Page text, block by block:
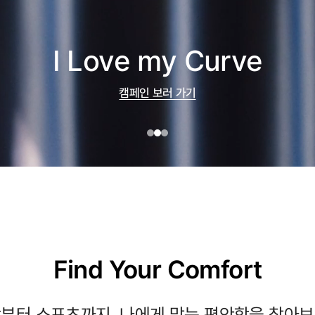
Ergofit® Top
제품 보러 가기
Find Your Comfort